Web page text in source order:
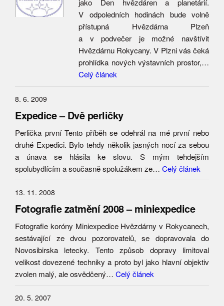
jako Den hvězdáren a planetárií.
V odpoledních hodinách bude volně
přístupná Hvězdárna Plzeň
a v podvečer je možné navštívit
Hvězdárnu Rokycany. V Plzni vás čeká
prohlídka nových výstavních prostor,…
Celý článek
8. 6. 2009
Expedice – Dvě perličky
Perlička první Tento příběh se odehrál na mé první nebo
druhé Expedici. Bylo tehdy několik jasných nocí za sebou
a únava se hlásila ke slovu. S mým tehdejším
spolubydlícím a současně spolužákem ze… Celý článek
13. 11. 2008
Fotografie zatmění 2008 – miniexpedice
Fotografie koróny Miniexpedice Hvězdárny v Rokycanech,
sestávající ze dvou pozorovatelů, se dopravovala do
Novosibirska letecky. Tento způsob dopravy limitoval
velikost dovezené techniky a proto byl jako hlavní objektiv
zvolen malý, ale osvědčený… Celý článek
20. 5. 2007